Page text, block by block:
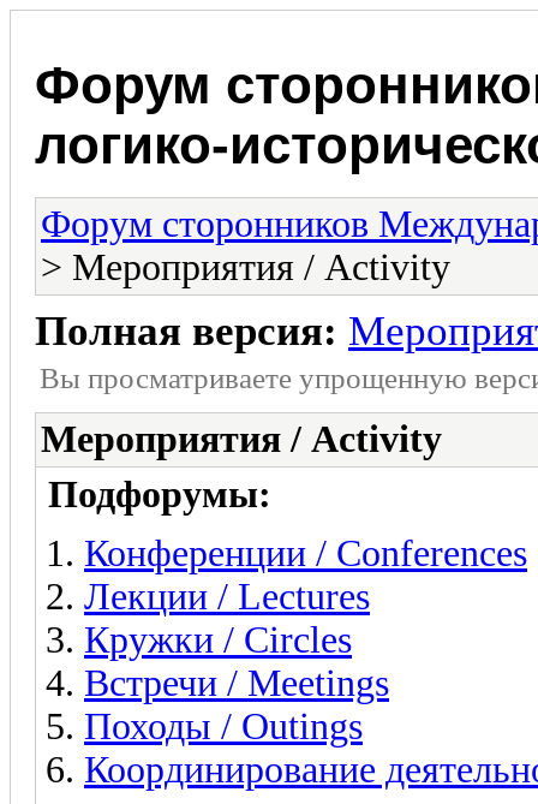
Форум
логико-
Форум сторонников
> Мероприятия / Activity
Полная версия:
Вы просматриваете yпpощеннyю
Мероприятия / Activity
Подфорумы:
Конференции / Conferences
Лекции / Lectures
Кружки / Circles
Встречи / Meetings
Походы / Outings
Координирование